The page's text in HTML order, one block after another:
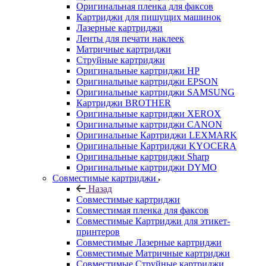
Оригинальная пленка для факсов
Картриджи для пишущих машинок
Лазерные картриджи
Ленты для печати наклеек
Матричные картриджи
Струйные картриджи
Оригинальные картриджи HP
Оригинальные картриджи EPSON
Оригинальные картриджи SAMSUNG
Картриджи BROTHER
Оригинальные картриджи XEROX
Оригинальные картриджи CANON
Оригинальные Картриджи LEXMARK
Оригинальные Картриджи KYOCERA
Оригинальные картриджи Sharp
Оригинальные картриджи DYMO
Совместимые картриджи
Назад
Совместимые картриджи
Совместимая пленка для факсов
Совместимые Картриджи для этикет-
принтеров
Совместимые Лазерные картриджи
Совместимые Матричные картриджи
Совместимые Струйные картриджи